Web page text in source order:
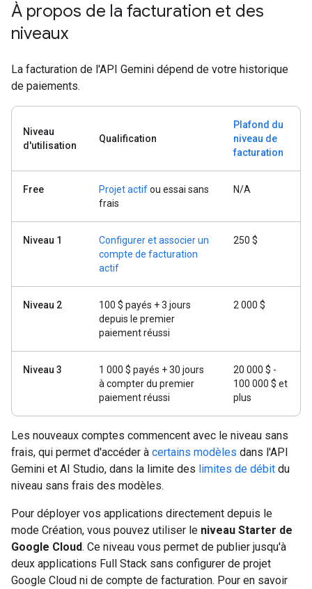
À propos de la facturation et des
niveaux
La facturation de l'API Gemini dépend de votre historique
de paiements.
Niveau
d'utilisation
Qualification
Plafond du
niveau de
facturation
Free Projet actifou essai sans
frais
N/A
Niveau 1
Configurer et associer un
compte de facturation
actif
250 $
Niveau 2
100 $ payés + 3 jours
depuis le premier
paiement réussi
2 000 $
Niveau 3
1 000 $ payés + 30 jours
à compter du premier
paiement réussi
20 000 $ -
100 000 $ et
plus
Les nouveaux comptes commencent avec le niveau sans
frais, qui permet d'accéder à certains modèles dans l'API
Gemini et AI Studio, dans la limite des limites de débit du
niveau sans frais des modèles.
Pour déployer vos applications directement depuis le
mode Création, vous pouvez utiliser le niveau Starter de
Google Cloud. Ce niveau vous permet de publier jusqu'à
deux applications Full Stack sans configurer de projet
Google Cloud ni de compte de facturation. Pour en savoir